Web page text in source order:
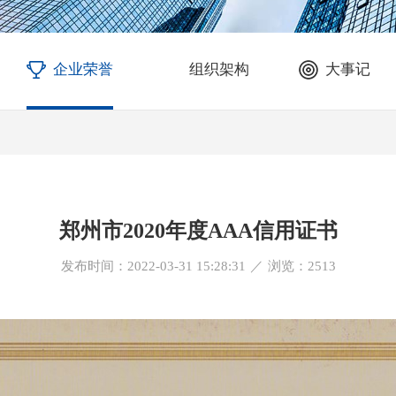
企业荣誉 组织架构 大事记
郑州市2020年度AAA信用证书
发布时间：2022-03-31 15:28:31 ／ 浏览： 2513